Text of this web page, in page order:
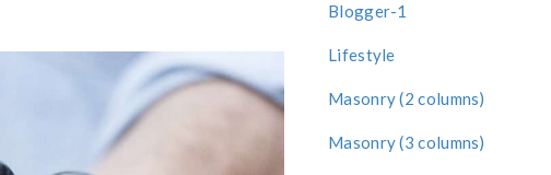
Blogger-1
Lifestyle
Masonry (2 columns)
Masonry (3 columns)